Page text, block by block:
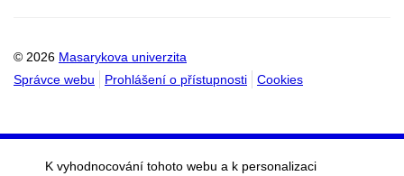
© 2026 Masarykova univerzita
Správce webu
Prohlášení o přístupnosti Cookies
K vyhodnocování tohoto webu a k personalizaci